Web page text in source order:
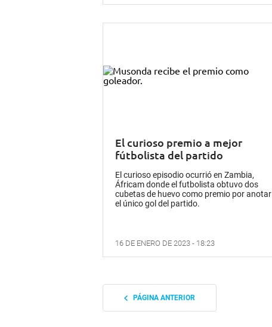
El curioso premio a mejor
fútbolista del partido
El curioso episodio ocurrió en Zambia,
Áfricam donde el futbolista obtuvo dos
cubetas de huevo como premio por anotar
el único gol del partido.
16 DE ENERO DE 2023 - 18:23
PÁGINA ANTERIOR